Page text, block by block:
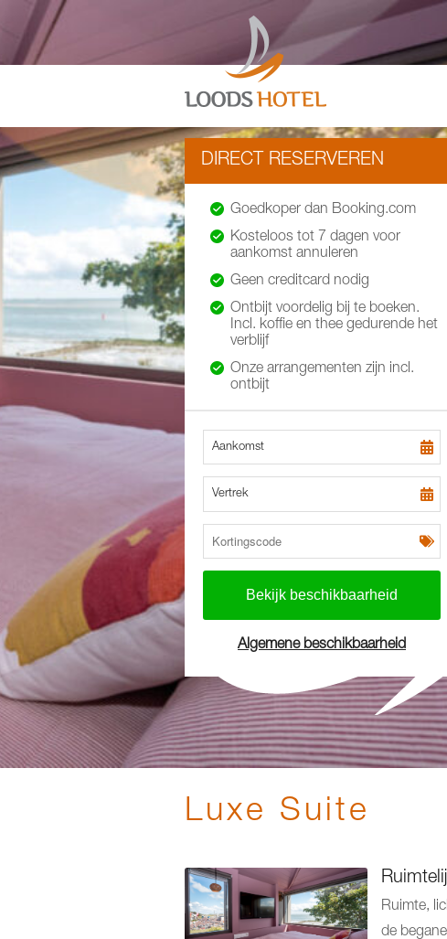
DIRECT RESERVEREN
Goedkoper dan Booking.com
Kosteloos tot 7 dagen voor
aankomst annuleren
Geen creditcard nodig
Ontbijt voordelig bij te boeken.
Incl. koffie en thee gedurende het
verblijf
Onze arrangementen zijn incl.
ontbijt
Aankomst
Vertrek
Algemene beschikbaarheid
Luxe Suite
Ruimte,
de